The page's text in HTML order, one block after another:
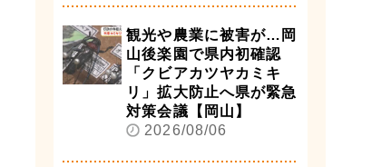
観光や農業に被害が…岡
山後楽園で県内初確認
「クビアカツヤカミキ
リ」拡大防止へ県が緊急
対策会議【岡山】
2026/08/06